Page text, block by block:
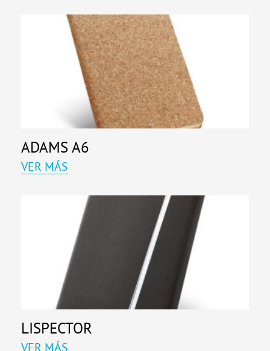
ADAMS A6
VER MÁS
LISPECTOR
VER MÁS
PáginaPágina
Página
Página
PáginaPágina